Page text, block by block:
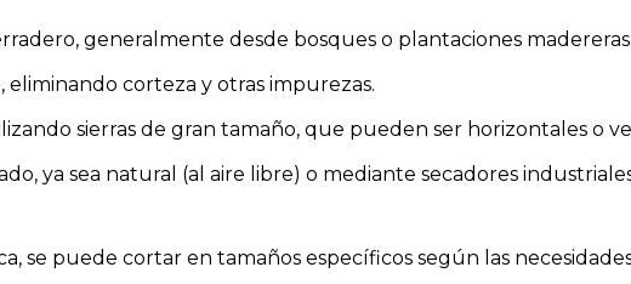
generalmente desde bosques o plantaciones madereras.
eliminando corteza y otras impurezas.
sierras de gran tamaño, que pueden ser horizontales o
ya sea natural (al aire libre) o mediante secadores
se puede cortar en tamaños específicos según las